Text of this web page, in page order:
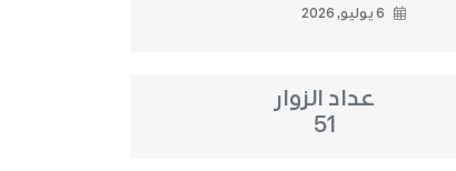
6 يوليو, 2026
عداد الزوار
51